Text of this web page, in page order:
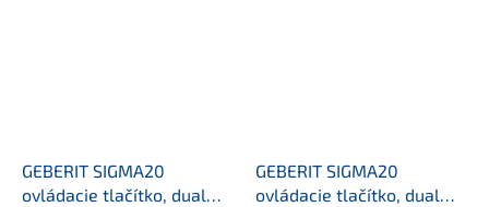
GEBERIT SIGMA20
ovládacie tlačítko, dual
GEBERIT SIGMA20
ovládacie tlačítko, dual